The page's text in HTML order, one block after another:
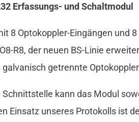
Erfassungs- und Schaltmodul
8 Optokoppler-Eingängen und
R8, der neuen BS-Linie
getrennte
Schnittstelle kann das Modul
Einsatz unseres Protokolls ist